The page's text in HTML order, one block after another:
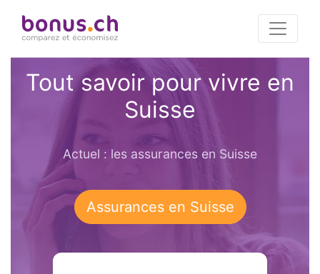
Tout savoir pour vivre en
Suisse
Actuel : les assurances en Suisse
Assurances en Suisse